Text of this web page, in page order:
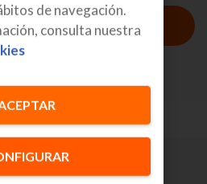
de navegación.
consulta nuestra